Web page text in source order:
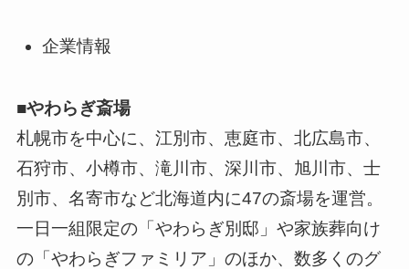
企業情報
■やわらぎ斎場
札幌市を中心に、江別市、恵庭市、北広島市、
石狩市、小樽市、滝川市、深川市、旭川市、士
別市、名寄市など北海道内に47の斎場を運営。
一日一組限定の「やわらぎ別邸」や家族葬向け
の「やわらぎファミリア」のほか、数多くのグ